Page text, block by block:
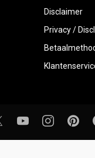
Disclaimer
Privacy /